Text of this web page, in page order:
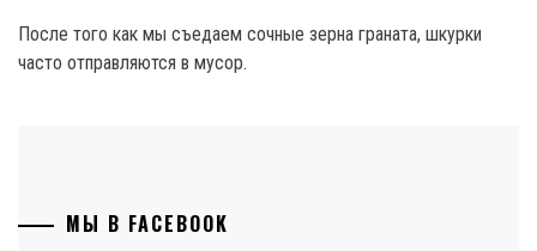
После того как мы съедаем сочные зерна граната, шкурки
часто отправляются в мусор.
МЫ В FACEBOOK